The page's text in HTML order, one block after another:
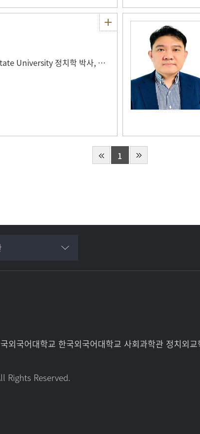
미국 Michigan State University 정치학 박사, 2025
1
국어대학교 한국외국어대학교 사회과학관 정치외
Rights Reserved.